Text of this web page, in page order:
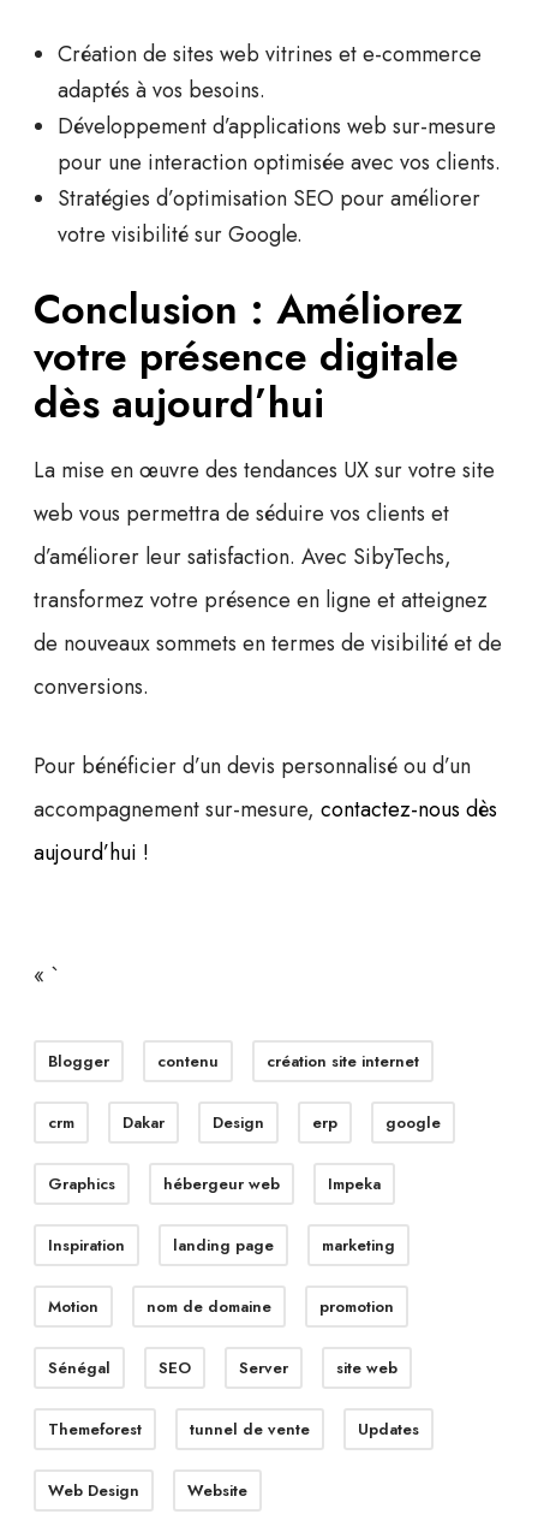
Création de sites web vitrines ete-commerce
adaptés à vos besoins.
Développement d’applications web sur-mesure
pour une interaction optimisée avec vos clients.
Stratégies d’optimisation SEO pour améliorer
votre visibilité sur Google.
Conclusion : Améliorez
votre présence digitale
dès aujourd’hui
La mise en œuvre des tendances UX sur votre site
web vous permettra de séduire vos clients et
d’améliorer leur satisfaction. Avec SibyTechs,
transformez votre présence en ligne et atteignez
de nouveaux sommets en termes de visibilité et de
conversions.
Pour bénéficier d’un devis personnalisé ou d’un
accompagnement sur-mesure, contactez-nous dès
aujourd’hui !
« `
Blogger contenu création site internet
crm Dakar Design erp google
Graphics hébergeur web Impeka
Inspiration landing page marketing
Motion nom de domaine promotion
Sénégal SEO Server site web
Themeforest tunnel de vente Updates
Web Design Website